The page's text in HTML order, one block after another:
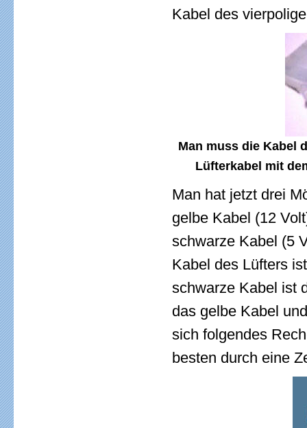
Kabel des
Man muss die Kabel
Lüfterkabel mit
Man hat jetzt drei
gelbe Kabel (12
schwarze Kabel (5
Kabel des Lüfters
schwarze Kabel ist
das gelbe Kabel
sich folgendes
besten durch eine